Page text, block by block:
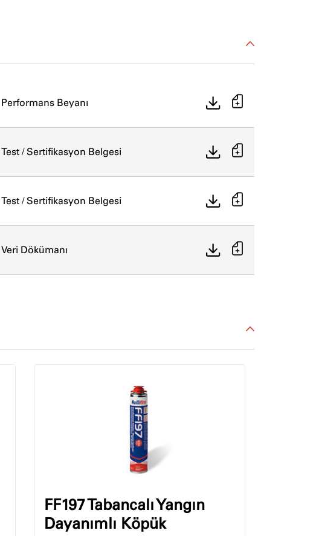
Performans Beyanı
Test / Sertifikasyon Belgesi
Test / Sertifikasyon Belgesi
Veri Dökümanı
FF197 Tabancalı Yangın
Dayanımlı Köpük